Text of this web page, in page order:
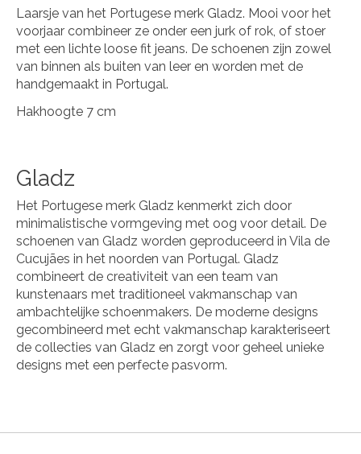
Laarsje van het Portugese merk Gladz. Mooi voor het
voorjaar combineer ze onder een jurk of rok, of stoer
met een lichte loose fit jeans. De schoenen zijn zowel
van binnen als buiten van leer en worden met de
handgemaakt in Portugal.
Hakhoogte 7 cm
Gladz
Het Portugese merk Gladz kenmerkt zich door
minimalistische vormgeving met oog voor detail. De
schoenen van Gladz worden geproduceerd in Vila de
Cucujães in het noorden van Portugal. Gladz
combineert de creativiteit van een team van
kunstenaars met traditioneel vakmanschap van
ambachtelijke schoenmakers. De moderne designs
gecombineerd met echt vakmanschap karakteriseert
de collecties van Gladz en zorgt voor geheel unieke
designs met een perfecte pasvorm.